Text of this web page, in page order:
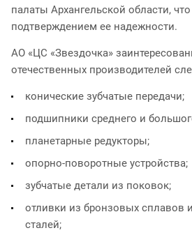
палаты Архангельской области, что
подтверждением ее надежности.
АО «ЦС «Звездочка»
отечественных производителей
конические зубчатые передачи;
подшипники среднего и
планетарные редукторы;
опорно-поворотные устройства;
зубчатые детали из поковок;
отливки из бронзовых сплавов
сталей;